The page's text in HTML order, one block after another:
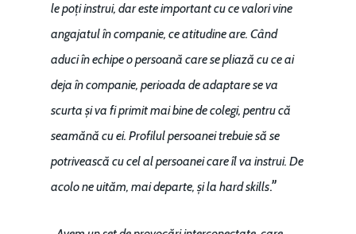
le poți instrui, dar este important cu ce valori vine
angajatul în companie, ce atitudine are. Când
aduci în echipe o persoană care se pliază cu ce ai
deja în companie, perioada de adaptare se va
scurta și va fi primit mai bine de colegi, pentru că
seamănă cu ei. Profilul persoanei trebuie să se
potrivească cu cel al persoanei care îl va instrui. De
acolo ne uităm, mai departe, și la hard skills.”